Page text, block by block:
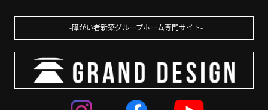
障がい者新築グループホーム専門サイト